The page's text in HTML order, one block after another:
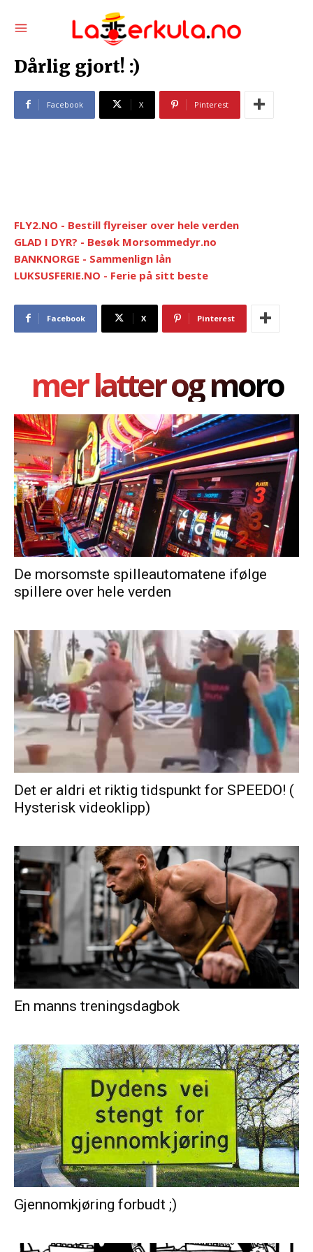
Dårlig gjort! :)
Facebook X Pinterest
FLY2.NO - Bestill flyreiser over hele verden
GLAD I DYR? - Besøk Morsommedyr.no
BANKNORGE - Sammenlign lån
LUKSUSFERIE.NO - Ferie på sitt beste
Facebook X Pinterest
mer latter og moro
De morsomste spilleautomatene ifølge
spillere over hele verden
Det er aldri et riktig tidspunkt for SPEEDO! (
Hysterisk videoklipp)
En manns treningsdagbok
Gjennomkjøring forbudt ;)